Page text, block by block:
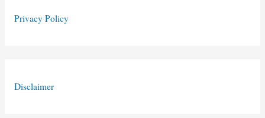
Privacy Policy
Disclaimer